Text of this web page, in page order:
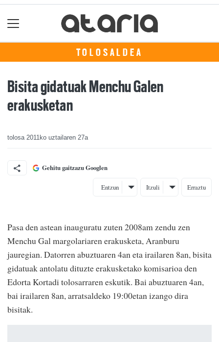
TOLOSALDEA
Bisita gidatuak Menchu Galen
erakusketan
tolosa 2011ko uztailaren 27a
Gehitu gaitzazu Googlen
Entzun Itzuli Erraztu
Pasa den astean inauguratu zuten 2008am zendu zen
Menchu Gal margolariaren erakusketa, Aranburu
jauregian. Datorren abuztuaren 4an eta irailaren 8an, bisita
gidatuak antolatu dituzte erakusketako komisarioa den
Edorta Kortadi tolosarraren eskutik. Bai abuztuaren 4an,
bai irailaren 8an, arratsaldeko 19:00etan izango dira
bisitak.